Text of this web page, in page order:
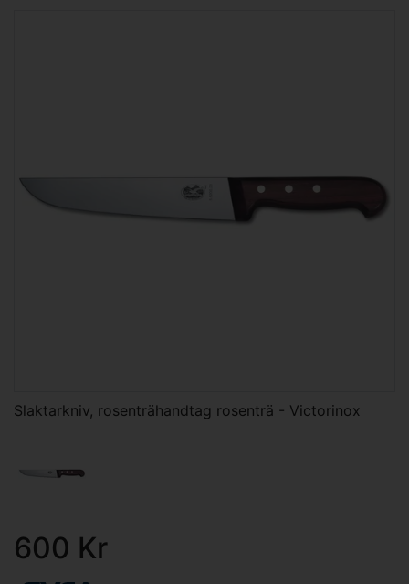
Slaktarkniv, rosenträhandtag rosenträ - Victorinox
600 Kr